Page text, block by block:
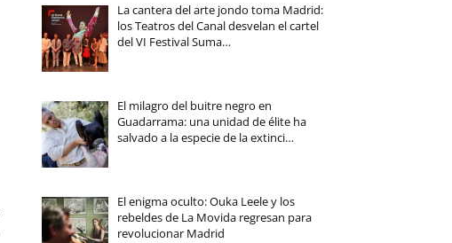
La cantera del arte jondo toma Madrid:
los Teatros del Canal desvelan el cartel
del VI Festival Suma…
El milagro del buitre negro en
Guadarrama: una unidad de élite ha
salvado a la especie de la extinci…
El enigma oculto: Ouka Leele y los
rebeldes de La Movida regresan para
revolucionar Madrid